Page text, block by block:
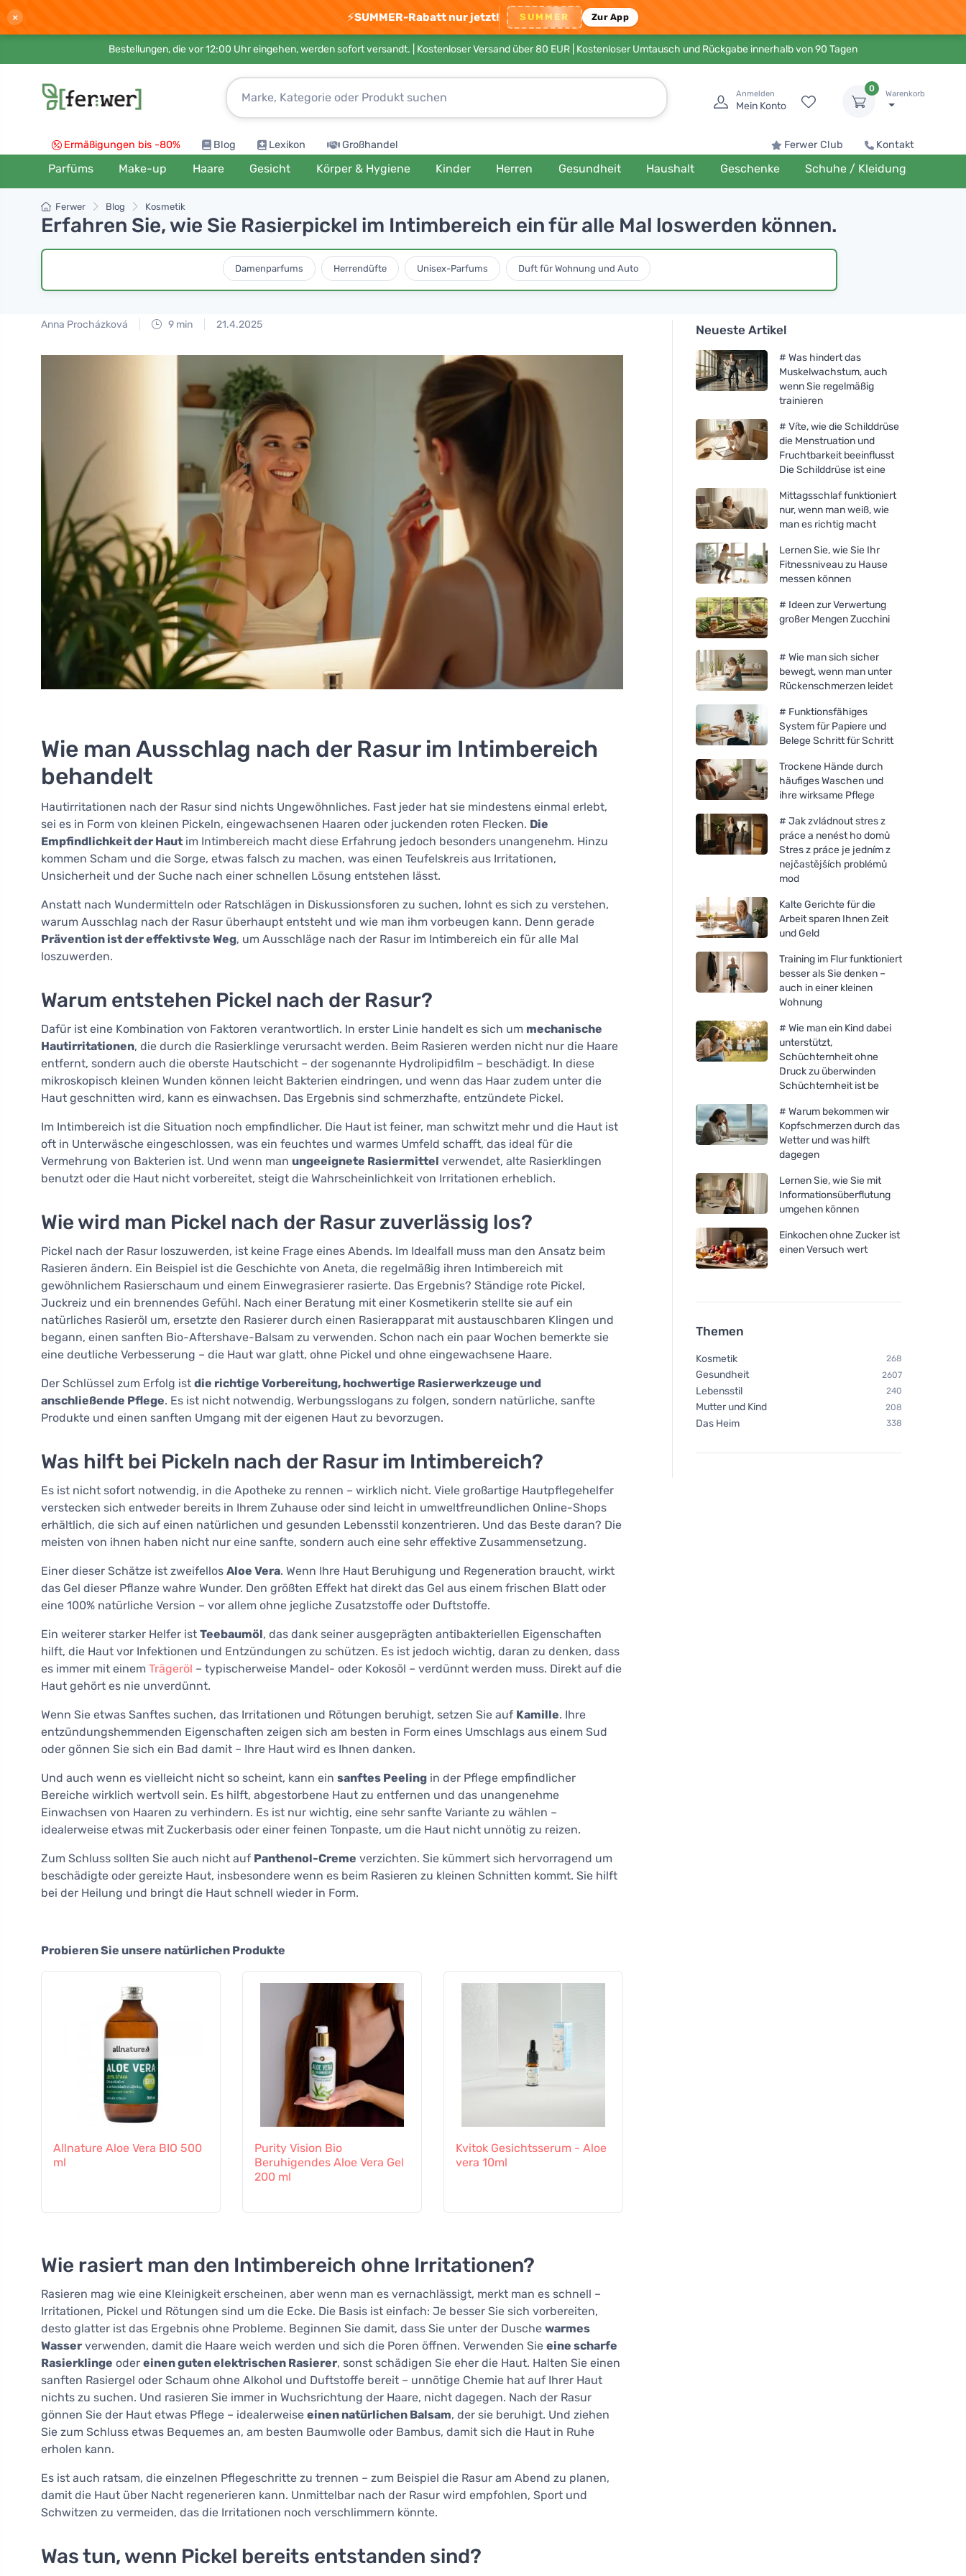
× ⚡SUMMER-Rabatt nur jetzt! SUMMER Zur App
Bestellungen, die vor 12:00 Uhr eingehen, werden sofort versandt. | Kostenloser Versand über 80 EUR | Kostenloser Umtausch und Rückgabe innerhalb von 90 Tagen
Anmelden
Mein Konto
0
Warenkorb
Ermäßigungen bis -80% Blog Lexikon Großhandel Ferwer Club Kontakt
Parfüms Make-up Haare Gesicht Körper & Hygiene Kinder Herren Gesundheit Haushalt Geschenke Schuhe / Kleidung
Ferwer Blog Kosmetik
Erfahren Sie, wie Sie Rasierpickel im Intimbereich ein für alle Mal loswerden können.
Damenparfums Herrendüfte Unisex-Parfums Duft für Wohnung und Auto
Anna Procházková 9 min 21.4.2025
Wie man Ausschlag nach der Rasur im Intimbereich
behandelt
Hautirritationen nach der Rasur sind nichts Ungewöhnliches. Fast jeder hat sie mindestens einmal erlebt,
sei es in Form von kleinen Pickeln, eingewachsenen Haaren oder juckenden roten Flecken. Die
Empfindlichkeit der Haut im Intimbereich macht diese Erfahrung jedoch besonders unangenehm. Hinzu
kommen Scham und die Sorge, etwas falsch zu machen, was einen Teufelskreis aus Irritationen,
Unsicherheit und der Suche nach einer schnellen Lösung entstehen lässt.
Anstatt nach Wundermitteln oder Ratschlägen in Diskussionsforen zu suchen, lohnt es sich zu verstehen,
warum Ausschlag nach der Rasur überhaupt entsteht und wie man ihm vorbeugen kann. Denn gerade
Prävention ist der effektivste Weg, um Ausschläge nach der Rasur im Intimbereich ein für alle Mal
loszuwerden.
Warum entstehen Pickel nach der Rasur?
Dafür ist eine Kombination von Faktoren verantwortlich. In erster Linie handelt es sich um mechanische
Hautirritationen, die durch die Rasierklinge verursacht werden. Beim Rasieren werden nicht nur die Haare
entfernt, sondern auch die oberste Hautschicht – der sogenannte Hydrolipidfilm – beschädigt. In diese
mikroskopisch kleinen Wunden können leicht Bakterien eindringen, und wenn das Haar zudem unter die
Haut geschnitten wird, kann es einwachsen. Das Ergebnis sind schmerzhafte, entzündete Pickel.
Im Intimbereich ist die Situation noch empfindlicher. Die Haut ist feiner, man schwitzt mehr und die Haut ist
oft in Unterwäsche eingeschlossen, was ein feuchtes und warmes Umfeld schafft, das ideal für die
Vermehrung von Bakterien ist. Und wenn man ungeeignete Rasiermittel verwendet, alte Rasierklingen
benutzt oder die Haut nicht vorbereitet, steigt die Wahrscheinlichkeit von Irritationen erheblich.
Wie wird man Pickel nach der Rasur zuverlässig los?
Pickel nach der Rasur loszuwerden, ist keine Frage eines Abends. Im Idealfall muss man den Ansatz beim
Rasieren ändern. Ein Beispiel ist die Geschichte von Aneta, die regelmäßig ihren Intimbereich mit
gewöhnlichem Rasierschaum und einem Einwegrasierer rasierte. Das Ergebnis? Ständige rote Pickel,
Juckreiz und ein brennendes Gefühl. Nach einer Beratung mit einer Kosmetikerin stellte sie auf ein
natürliches Rasieröl um, ersetzte den Rasierer durch einen Rasierapparat mit austauschbaren Klingen und
begann, einen sanften Bio-Aftershave-Balsam zu verwenden. Schon nach ein paar Wochen bemerkte sie
eine deutliche Verbesserung – die Haut war glatt, ohne Pickel und ohne eingewachsene Haare.
Der Schlüssel zum Erfolg ist die richtige Vorbereitung, hochwertige Rasierwerkzeuge und
anschließende Pflege. Es ist nicht notwendig, Werbungsslogans zu folgen, sondern natürliche, sanfte
Produkte und einen sanften Umgang mit der eigenen Haut zu bevorzugen.
Was hilft bei Pickeln nach der Rasur im Intimbereich?
Es ist nicht sofort notwendig, in die Apotheke zu rennen – wirklich nicht. Viele großartige Hautpflegehelfer
verstecken sich entweder bereits in Ihrem Zuhause oder sind leicht in umweltfreundlichen Online-Shops
erhältlich, die sich auf einen natürlichen und gesunden Lebensstil konzentrieren. Und das Beste daran? Die
meisten von ihnen haben nicht nur eine sanfte, sondern auch eine sehr effektive Zusammensetzung.
Einer dieser Schätze ist zweifellos Aloe Vera. Wenn Ihre Haut Beruhigung und Regeneration braucht, wirkt
das Gel dieser Pflanze wahre Wunder. Den größten Effekt hat direkt das Gel aus einem frischen Blatt oder
eine 100% natürliche Version – vor allem ohne jegliche Zusatzstoffe oder Duftstoffe.
Ein weiterer starker Helfer ist Teebaumöl, das dank seiner ausgeprägten antibakteriellen Eigenschaften
hilft, die Haut vor Infektionen und Entzündungen zu schützen. Es ist jedoch wichtig, daran zu denken, dass
es immer mit einem Trägeröl – typischerweise Mandel- oder Kokosöl – verdünnt werden muss. Direkt auf die
Haut gehört es nie unverdünnt.
Wenn Sie etwas Sanftes suchen, das Irritationen und Rötungen beruhigt, setzen Sie auf Kamille. Ihre
entzündungshemmenden Eigenschaften zeigen sich am besten in Form eines Umschlags aus einem Sud
oder gönnen Sie sich ein Bad damit – Ihre Haut wird es Ihnen danken.
Und auch wenn es vielleicht nicht so scheint, kann ein sanftes Peeling in der Pflege empfindlicher
Bereiche wirklich wertvoll sein. Es hilft, abgestorbene Haut zu entfernen und das unangenehme
Einwachsen von Haaren zu verhindern. Es ist nur wichtig, eine sehr sanfte Variante zu wählen –
idealerweise etwas mit Zuckerbasis oder einer feinen Tonpaste, um die Haut nicht unnötig zu reizen.
Zum Schluss sollten Sie auch nicht auf Panthenol-Creme verzichten. Sie kümmert sich hervorragend um
beschädigte oder gereizte Haut, insbesondere wenn es beim Rasieren zu kleinen Schnitten kommt. Sie hilft
bei der Heilung und bringt die Haut schnell wieder in Form.
Probieren Sie unsere natürlichen Produkte
Allnature Aloe Vera BIO 500
ml
Purity Vision Bio
Beruhigendes Aloe Vera Gel
200 ml
Kvitok Gesichtsserum - Aloe
vera 10ml
Wie rasiert man den Intimbereich ohne Irritationen?
Rasieren mag wie eine Kleinigkeit erscheinen, aber wenn man es vernachlässigt, merkt man es schnell –
Irritationen, Pickel und Rötungen sind um die Ecke. Die Basis ist einfach: Je besser Sie sich vorbereiten,
desto glatter ist das Ergebnis ohne Probleme. Beginnen Sie damit, dass Sie unter der Dusche warmes
Wasser verwenden, damit die Haare weich werden und sich die Poren öffnen. Verwenden Sie eine scharfe
Rasierklinge oder einen guten elektrischen Rasierer, sonst schädigen Sie eher die Haut. Halten Sie einen
sanften Rasiergel oder Schaum ohne Alkohol und Duftstoffe bereit – unnötige Chemie hat auf Ihrer Haut
nichts zu suchen. Und rasieren Sie immer in Wuchsrichtung der Haare, nicht dagegen. Nach der Rasur
gönnen Sie der Haut etwas Pflege – idealerweise einen natürlichen Balsam, der sie beruhigt. Und ziehen
Sie zum Schluss etwas Bequemes an, am besten Baumwolle oder Bambus, damit sich die Haut in Ruhe
erholen kann.
Es ist auch ratsam, die einzelnen Pflegeschritte zu trennen – zum Beispiel die Rasur am Abend zu planen,
damit die Haut über Nacht regenerieren kann. Unmittelbar nach der Rasur wird empfohlen, Sport und
Schwitzen zu vermeiden, das die Irritationen noch verschlimmern könnte.
Was tun, wenn Pickel bereits entstanden sind?
Neueste Artikel
# Was hindert das
Muskelwachstum, auch
wenn Sie regelmäßig
trainieren
# Víte, wie die Schilddrüse
die Menstruation und
Fruchtbarkeit beeinflusst
Die Schilddrüse ist eine
Mittagsschlaf funktioniert
nur, wenn man weiß, wie
man es richtig macht
Lernen Sie, wie Sie Ihr
Fitnessniveau zu Hause
messen können
# Ideen zur Verwertung
großer Mengen Zucchini
# Wie man sich sicher
bewegt, wenn man unter
Rückenschmerzen leidet
# Funktionsfähiges
System für Papiere und
Belege Schritt für Schritt
Trockene Hände durch
häufiges Waschen und
ihre wirksame Pflege
# Jak zvládnout stres z
práce a nenést ho domů
Stres z práce je jedním z
nejčastějších problémů
mod
Kalte Gerichte für die
Arbeit sparen Ihnen Zeit
und Geld
Training im Flur funktioniert
besser als Sie denken –
auch in einer kleinen
Wohnung
# Wie man ein Kind dabei
unterstützt,
Schüchternheit ohne
Druck zu überwinden
Schüchternheit ist be
# Warum bekommen wir
Kopfschmerzen durch das
Wetter und was hilft
dagegen
Lernen Sie, wie Sie mit
Informationsüberflutung
umgehen können
Einkochen ohne Zucker ist
einen Versuch wert
Themen
Kosmetik 268
Gesundheit 2607
Lebensstil 240
Mutter und Kind 208
Das Heim 338